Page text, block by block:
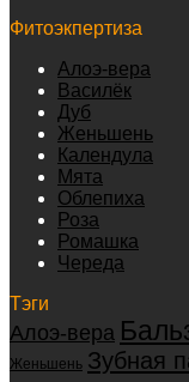
Фитоэкпертиза
Алоэ-вера
Василёк
Дуб
Женьшень
Календула
Мята
Облепиха
Роза
Ромашка
Череда
Тэги
Алоэ-вера
Женьшень Зубная